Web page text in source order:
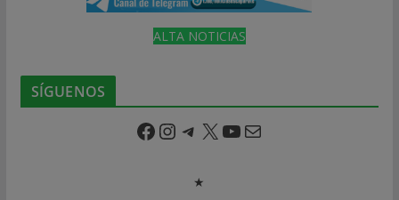
ALTA NOTICIAS
SÍGUENOS
Facebook Instagram Telegram X YouTube Correo electrónico
★